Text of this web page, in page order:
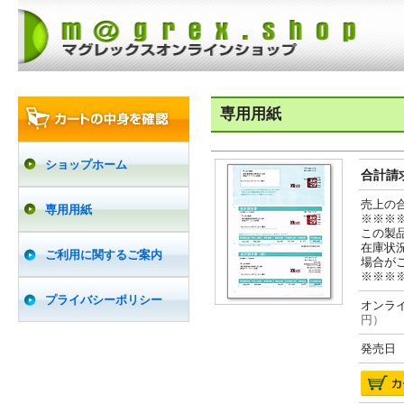
ショップホーム
専用用紙
ご利用に関するご案内
プライバシーポリシー
専用用紙
合計請
売上の
この製
在庫状
場合が
オン
円）
発売日